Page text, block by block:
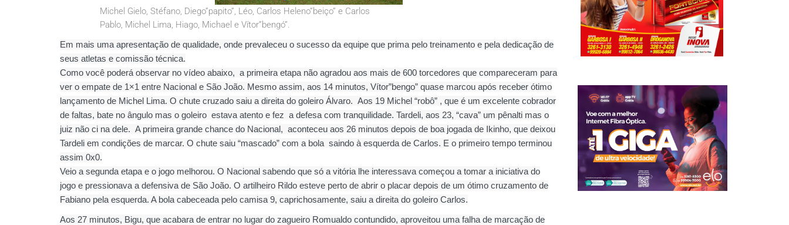
Michel Gielo, Stéfano, Diego”papito”, Léo, Carlos Heleno”beiço” e Carlos
Pablo, Michel Lima, Hiago, Michael e Vítor”bengó”.
Em mais uma apresentação de qualidade, onde prevaleceu o sucesso da equipe que prima pelo treinamento e pela dedicação de
seus atletas e comissão técnica.
Como você poderá observar no vídeo abaixo, a primeira etapa não agradou aos mais de 600 torcedores que compareceram para
ver o empate de 1×1 entre Nacional e São João. Mesmo assim, aos 14 minutos, Vítor”bengo” quase marcou após receber ótimo
lançamento de Michel Lima. O chute cruzado saiu a direita do goleiro Álvaro. Aos 19 Michel “robô” , que é um excelente cobrador
de faltas, bate no ângulo mas o goleiro estava atento e fez a defesa com tranquilidade. Tardeli, aos 23, “cava” um pênalti mas o
juiz não ci na dele. A primeira grande chance do Nacional, aconteceu aos 26 minutos depois de boa jogada de Ikinho, que deixou
Tardeli em condições de marcar. O chute saiu “mascado” com a bola saindo à esquerda de Carlos. E o primeiro tempo terminou
assim 0x0.
Veio a segunda etapa e o jogo melhorou. O Nacional sabendo que só a vitória lhe interessava começou a tomar a iniciativa do
jogo e pressionava a defensiva de São João. O artilheiro Rildo esteve perto de abrir o placar depois de um ótimo cruzamento de
Fabiano pela esquerda. A bola cabeceada pelo camisa 9, caprichosamente, saiu a direita do goleiro Carlos.
Aos 27 minutos, Bigu, que acabara de entrar no lugar do zagueiro Romualdo contundido, aproveitou uma falha de marcação de